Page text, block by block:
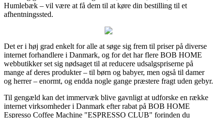
Humlebæk – vil være at få dem til at køre din bestilling til et
afhentningssted.
Det er i høj grad enkelt for alle at søge sig frem til priser på diverse
internet forhandlere i Danmark, og for det har flere BOB HOME
webbutikker set sig nødsaget til at reducere udsalgspriserne på
mange af deres produkter – til børn og babyer, men også til damer
og herrer – enormt, og endda nogle gange præstere fragt uden gebyr.
Til gengæld kan det immervæk blive gavnligt at udforske en række
internet virksomheder i Danmark efter rabat på BOB HOME
Espresso Coffee Machine "ESPRESSO CLUB" forinden du